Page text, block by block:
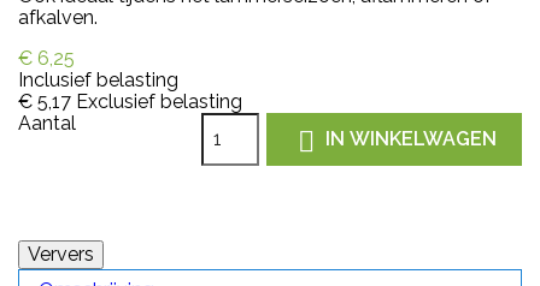
afkalven.
€ 6,25
Inclusief belasting
€ 5,17 Exclusief belasting
Aantal
 IN WINKELWAGEN